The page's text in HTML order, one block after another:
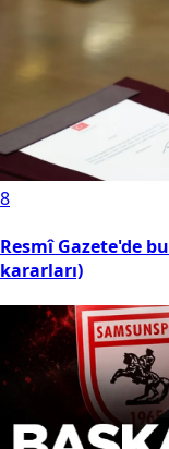
8
Resmî Gazete'de
kararları)